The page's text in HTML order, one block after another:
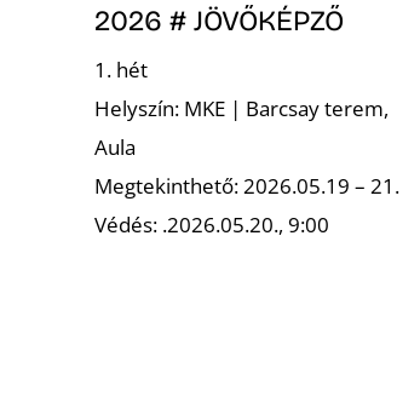
2026 # JÖVŐKÉPZŐ
1. hét
Helyszín: MKE | Barcsay terem,
Aula
Megtekinthető: 2026.05.19 – 21.
Védés: .2026.05.20., 9:00